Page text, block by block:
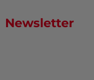
Newsletter